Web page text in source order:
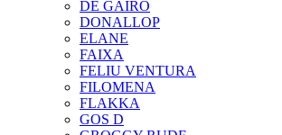
DE GAIRÓ
DONALLOP
ELANE
FAIXA
FELIU VENTURA
FILOMENA
FLAKKA
GOS D